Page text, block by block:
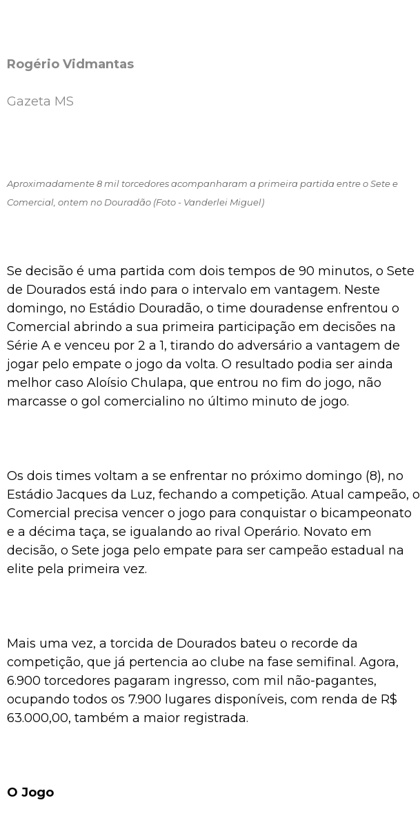
Rogério Vidmantas
Gazeta MS
Aproximadamente 8 mil torcedores acompanharam a primeira partida entre o Sete e
Comercial, ontem no Douradão (Foto - Vanderlei Miguel)
Se decisão é uma partida com dois tempos de 90 minutos, o Sete
de Dourados está indo para o intervalo em vantagem. Neste
domingo, no Estádio Douradão, o time douradense enfrentou o
Comercial abrindo a sua primeira participação em decisões na
Série A e venceu por 2 a 1, tirando do adversário a vantagem de
jogar pelo empate o jogo da volta. O resultado podia ser ainda
melhor caso Aloísio Chulapa, que entrou no fim do jogo, não
marcasse o gol comercialino no último minuto de jogo.
Os dois times voltam a se enfrentar no próximo domingo (8), no
Estádio Jacques da Luz, fechando a competição. Atual campeão, o
Comercial precisa vencer o jogo para conquistar o bicampeonato
e a décima taça, se igualando ao rival Operário. Novato em
decisão, o Sete joga pelo empate para ser campeão estadual na
elite pela primeira vez.
Mais uma vez, a torcida de Dourados bateu o recorde da
competição, que já pertencia ao clube na fase semifinal. Agora,
6.900 torcedores pagaram ingresso, com mil não-pagantes,
ocupando todos os 7.900 lugares disponíveis, com renda de R$
63.000,00, também a maior registrada.
O Jogo